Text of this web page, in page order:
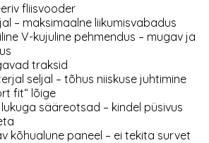
fliisvooder
– maksimaalne liikumisvabadus
V-kujuline pehmendus – mugav ja
traksid
seljal – tõhus niiskuse juhtimine
fit“ lõige
sääreotsad – kindel püsivus
kõhualune paneel – ei tekita survet